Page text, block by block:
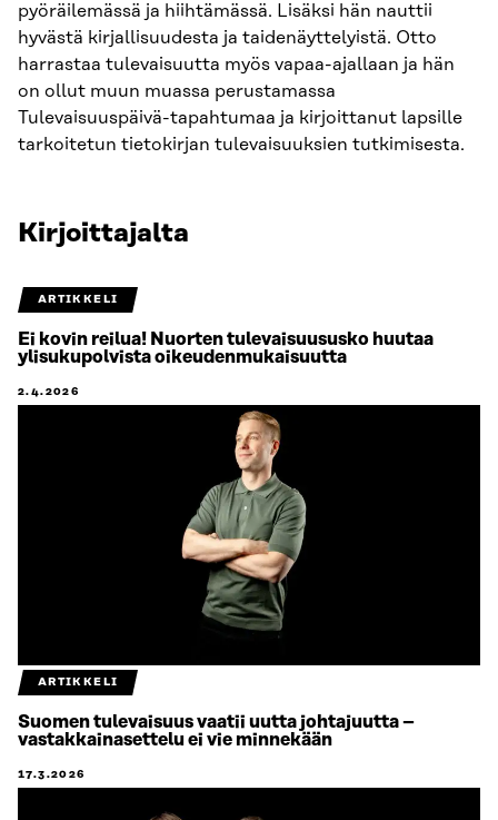
pyöräilemässä ja hiihtämässä. Lisäksi hän nauttii
hyvästä kirjallisuudesta ja taidenäyttelyistä. Otto
harrastaa tulevaisuutta myös vapaa-ajallaan ja hän
on ollut muun muassa perustamassa
Tulevaisuuspäivä-tapahtumaa ja kirjoittanut lapsille
tarkoitetun tietokirjan tulevaisuuksien tutkimisesta.
Kirjoittajalta
ARTIKKELI
Ei kovin reilua! Nuorten tulevaisuususko huutaa
ylisukupolvista oikeudenmukaisuutta
2.4.2026
ARTIKKELI
Suomen tulevaisuus vaatii uutta johtajuutta –
vastakkainasettelu ei vie minnekään
17.3.2026